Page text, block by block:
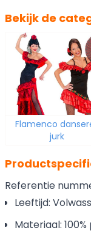
Bekijk de
Flamenco
jurk
Referentie
Leeftijd:
Materiaal: